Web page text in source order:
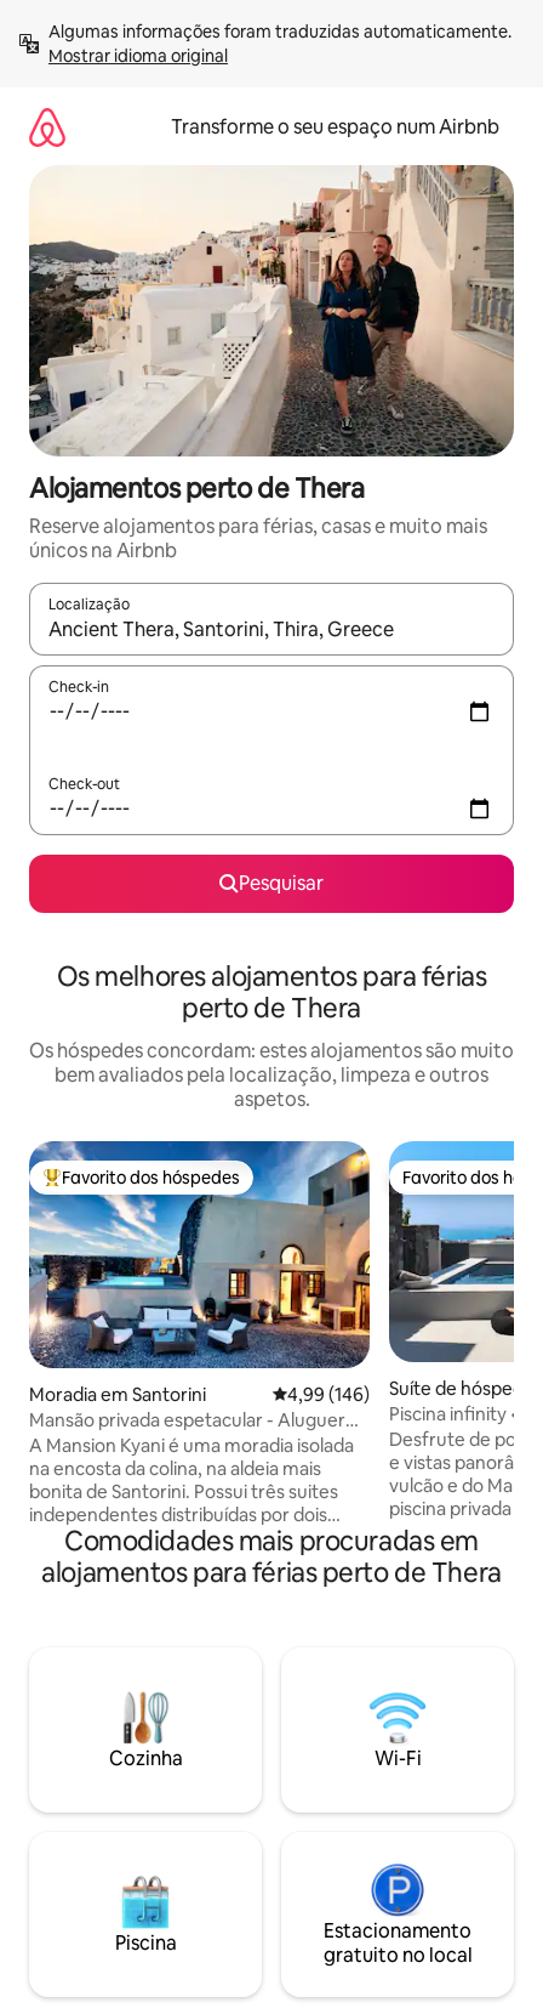
para
Mostrar idioma original
Transforme o seu espaço num Airbnb
Alojamentos perto de Thera
Reserve alojamentos para férias, casas e muito mais
únicos na Airbnb
Localização
Quando os resultados estiverem disponíveis, navegue com
Check-in
Check-out
Pesquisar
Os melhores alojamentos para férias
perto de Thera
Os hóspedes concordam: estes alojamentos são muito
bem avaliados pela localização, limpeza e outros
aspetos.
Favoritos dos hóspedes mais apreciados
Favorito dos hóspedes
Moradia em Santorini Classificação média de 4,99 em
4,99 (146)
Mansão privada espetacular - Aluguer
de automóveis incluído *
A Mansion Kyani é uma moradia isolada
na encosta da colina, na aldeia mais
bonita de Santorini. Possui três suites
independentes distribuídas por dois
andares espaçosos, garantindo áreas de
estar privadas e distintas para o seu
grupo. Desfrute do terraço ensolarado
5 lugares (Cat. C). *Isto NÃO se aplica a
ofertas especiais e não é garantido para
reservas de última hora (depende da
disponibilidade do agente).
Favorito dos
Favorito dos
Suíte de
os Kallistis
Piscina infinity •
para o mar
Desfrute de
e vistas
vulcão e do Mar
piscina privada e do
em Pyrgos, o
privacidade,
todos os cantos de
Desfrute de
pequeno-almoço
casa enquanto
privada e aprecia
Comodidades mais procuradas em
alojamentos para férias perto de Thera
Cozinha Wi-Fi
Piscina
Estacionamento
gratuito no local